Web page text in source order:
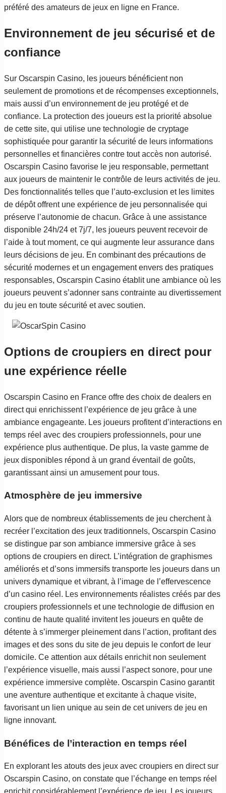
préféré des amateurs de jeux en ligne en France.
Environnement de jeu sécurisé et de
confiance
Sur Oscarspin Casino, les joueurs bénéficient non
seulement de promotions et de récompenses exceptionnels,
mais aussi d’un environnement de jeu protégé et de
confiance. La protection des joueurs est la priorité absolue
de cette site, qui utilise une technologie de cryptage
sophistiquée pour garantir la sécurité de leurs informations
personnelles et financières contre tout accès non autorisé.
Oscarspin Casino favorise le jeu responsable, permettant
aux joueurs de maintenir le contrôle de leurs activités de jeu.
Des fonctionnalités telles que l’auto-exclusion et les limites
de dépôt offrent une expérience de jeu personnalisée qui
préserve l’autonomie de chacun. Grâce à une assistance
disponible 24h/24 et 7j/7, les joueurs peuvent recevoir de
l’aide à tout moment, ce qui augmente leur assurance dans
leurs décisions de jeu. En combinant des précautions de
sécurité modernes et un engagement envers des pratiques
responsables, Oscarspin Casino établit une ambiance où les
joueurs peuvent s’adonner sans contrainte au divertissement
du jeu en toute sécurité et avec soutien.
Options de croupiers en direct pour
une expérience réelle
Oscarspin Casino en France offre des choix de dealers en
direct qui enrichissent l’expérience de jeu grâce à une
ambiance engageante. Les joueurs profitent d’interactions en
temps réel avec des croupiers professionnels, pour une
expérience plus authentique. De plus, la vaste gamme de
jeux disponibles répond à un grand éventail de goûts,
garantissant ainsi un amusement pour tous.
Atmosphère de jeu immersive
Alors que de nombreux établissements de jeu cherchent à
recréer l’excitation des jeux traditionnels, Oscarspin Casino
se distingue par son ambiance immersive grâce à ses
options de croupiers en direct. L’intégration de graphismes
améliorés et d’sons immersifs transporte les joueurs dans un
univers dynamique et vibrant, à l’image de l’effervescence
d’un casino réel. Les environnements réalistes créés par des
croupiers professionnels et une technologie de diffusion en
continu de haute qualité invitent les joueurs en quête de
détente à s’immerger pleinement dans l’action, profitant des
images et des sons du site de jeu depuis le confort de leur
domicile. Ce attention aux détails enrichit non seulement
l’expérience visuelle, mais aussi l’aspect sonore, pour une
expérience immersive complète. Oscarspin Casino garantit
une aventure authentique et excitante à chaque visite,
favorisant un lien unique au sein de cet univers de jeu en
ligne innovant.
Bénéfices de l’interaction en temps réel
En explorant les atouts des jeux avec croupiers en direct sur
Oscarspin Casino, on constate que l’échange en temps réel